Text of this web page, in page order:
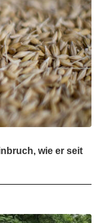
wie er seit